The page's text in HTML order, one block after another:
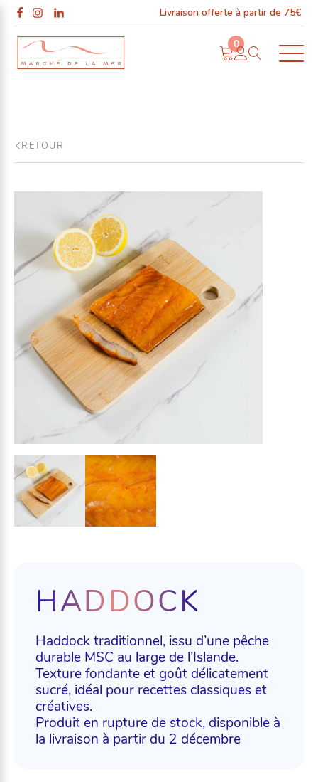
Livraison offerte à partir de 75€
0
RETOUR
HADDOCK
Haddock traditionnel, issu d’une pêche
durable MSC au large de l’Islande.
Texture fondante et goût délicatement
sucré, idéal pour recettes classiques et
créatives.
Produit en rupture de stock, disponible à
la livraison à partir du 2 décembre